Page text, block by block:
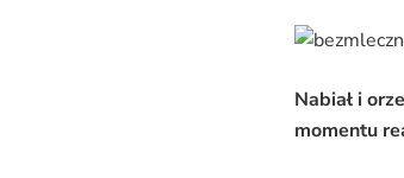
Nabiał i
momentu